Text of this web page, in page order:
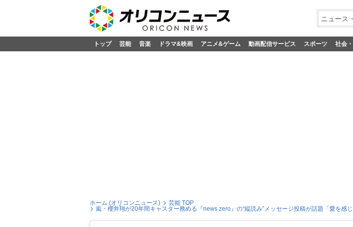
ニュース
トップ 芸能 音楽 ドラマ&映画 アニメ&ゲーム 動画配信サービス スポーツ 社会
ホーム (オリコンニュース)
芸能 TOP
嵐・櫻井翔が20年間キャスター務める『news zero』の“縦読み”メッセージ投稿が話題「愛を感